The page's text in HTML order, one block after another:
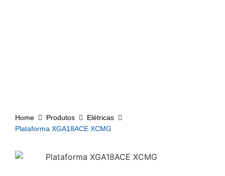
Home Produtos
Elétricas
Plataforma XGA18ACE XCMG